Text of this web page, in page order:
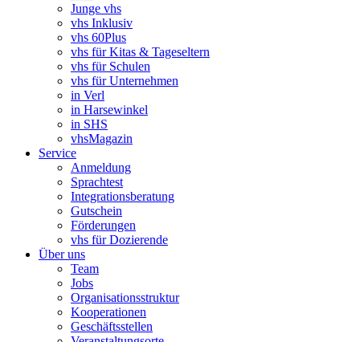
Junge vhs
vhs Inklusiv
vhs 60Plus
vhs für Kitas & Tageseltern
vhs für Schulen
vhs für Unternehmen
in Verl
in Harsewinkel
in SHS
vhsMagazin
Service
Anmeldung
Sprachtest
Integrationsberatung
Gutschein
Förderungen
vhs für Dozierende
Über uns
Team
Jobs
Organisationsstruktur
Kooperationen
Geschäftsstellen